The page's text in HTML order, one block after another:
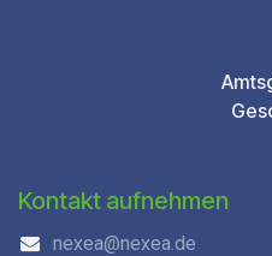
Kontakt aufnehmen
nexea@nexea.de